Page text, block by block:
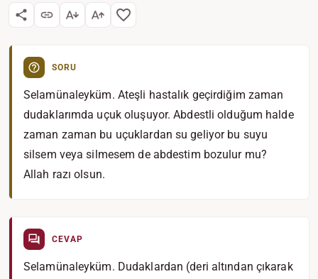
SORU
Selamünaleyküm. Ateşli hastalık geçirdiğim zaman
dudaklarımda uçuk oluşuyor. Abdestli olduğum halde
zaman zaman bu uçuklardan su geliyor bu suyu
silsem veya silmesem de abdestim bozulur mu?
Allah razı olsun.
CEVAP
Selamünaleyküm. Dudaklardan (deri altından çıkarak